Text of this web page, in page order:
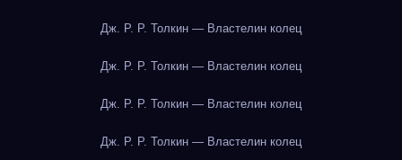
Дж. Р. Р. Толкин — Властелин колец
Дж. Р. Р. Толкин — Властелин колец
Дж. Р. Р. Толкин — Властелин колец
Дж. Р. Р. Толкин — Властелин колец